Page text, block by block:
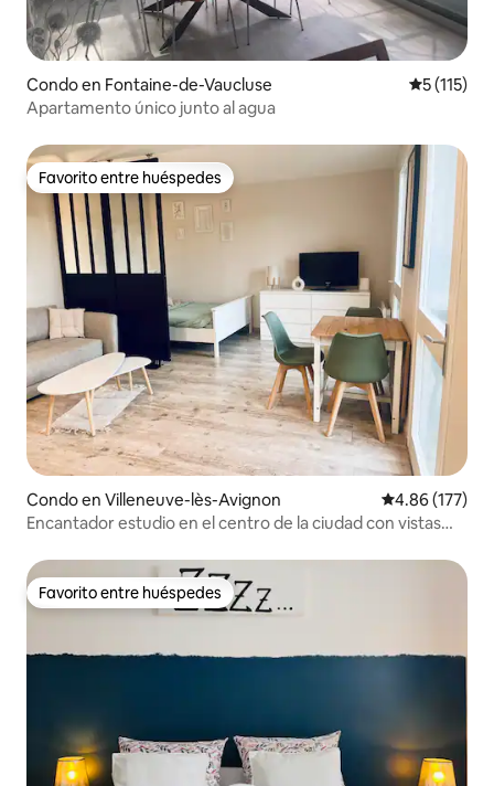
Condo en Fontaine-de-Vaucluse
5 (115)
Apartamento único junto al agua
Favorito entre huéspedes
Favorito entre huéspedes
Condo en Villeneuve-lès-Avignon Calificación
4.86 (177)
Encantador estudio en el centro de la ciudad con vistas
Favorito entre huéspedes
Favorito entre huéspedes